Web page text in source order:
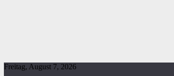
Freitag, August 7, 2026